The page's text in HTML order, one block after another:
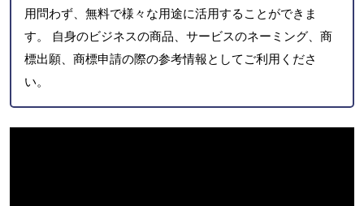
用問わず、無料で様々な用途に活用することができま
す。 自身のビジネスの商品、サービスのネーミング、商
標出願、商標申請の際の参考情報としてご利用くださ
い。